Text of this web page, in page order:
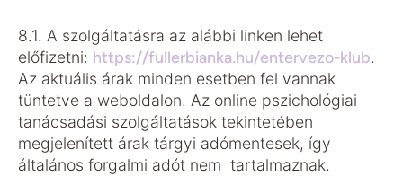
8.1. A szolgáltatásra az alábbi linken lehet
előfizetni: https://fullerbianka.hu/entervezo-klub.
Az aktuális árak minden esetben fel vannak
tüntetve a weboldalon. Az online pszichológiai
tanácsadási szolgáltatások tekintetében
megjelenített árak tárgyi adómentesek, így
általános forgalmi adót nem tartalmaznak.